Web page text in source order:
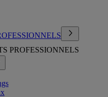
PROFESSIONNELS